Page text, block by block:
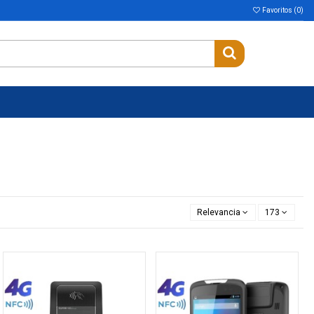
Favoritos (0)
Relevancia 173